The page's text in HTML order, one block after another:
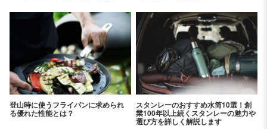
登山時に使うフライパンに求められ
る優れた性能とは？
スタンレーのおすすめ水筒10選！創
業100年以上続くスタンレーの魅力や
選び方を詳しく解説します